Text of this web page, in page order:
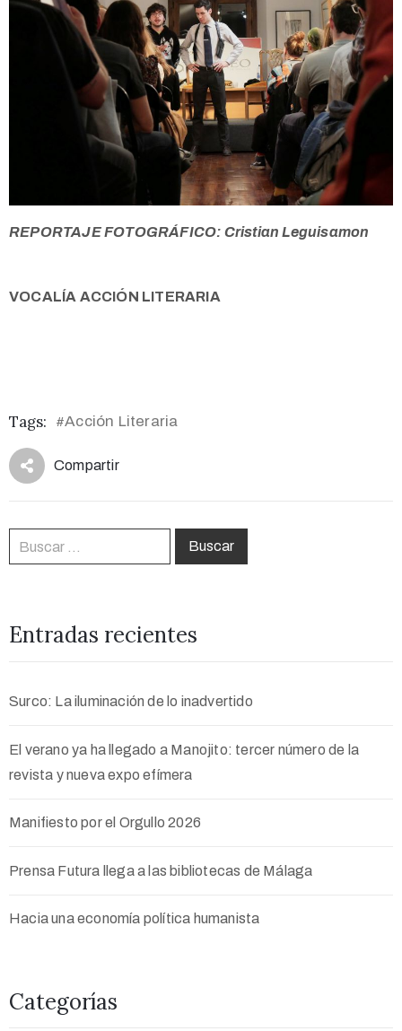
REPORTAJE FOTOGRÁFICO: Cristian Leguisamon
VOCALÍA ACCIÓN LITERARIA
Tags: #Acción Literaria
Compartir
Entradas recientes
Surco: La iluminación de lo inadvertido
El verano ya ha llegado a Manojito: tercer número de la
revista y nueva expo efímera
Manifiesto por el Orgullo 2026
Prensa Futura llega a las bibliotecas de Málaga
Hacia una economía política humanista
Categorías